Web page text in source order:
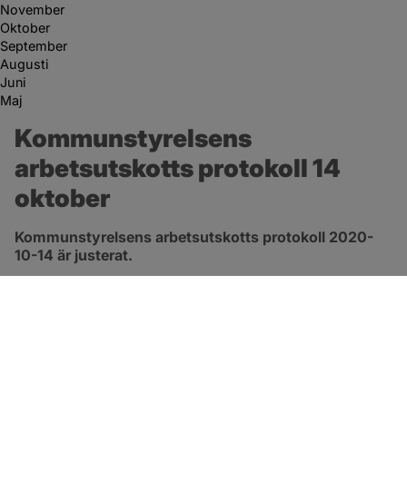
November
Oktober
September
Augusti
Juni
Maj
Kommunstyrelsens
arbetsutskotts protokoll 14
oktober
Kommunstyrelsens arbetsutskotts protokoll 2020-
10-14 är justerat.